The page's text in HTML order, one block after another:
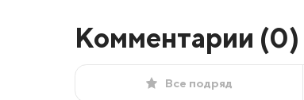
Комментарии (0)
Все подряд